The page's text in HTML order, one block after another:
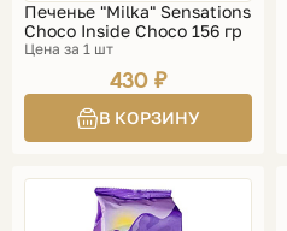
Печенье "Milka" Sensations
Choco Inside Choco 156 гр
Цена за 1 шт
430 ₽